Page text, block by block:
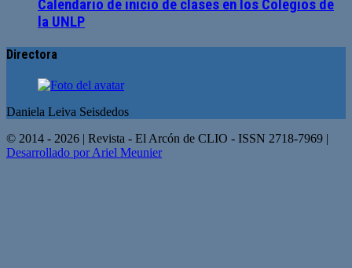
Calendario de inicio de clases en los Colegios de
la UNLP
Directora
Daniela Leiva Seisdedos
© 2014 - 2026 | Revista - El Arcón de CLIO - ISSN 2718-7969 |
Desarrollado por Ariel Meunier